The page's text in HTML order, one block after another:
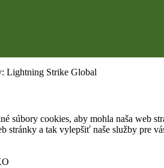
Lightning Strike Global
súbory cookies, aby mohla naša web
stránky a tak vylepšiť naše služby pre